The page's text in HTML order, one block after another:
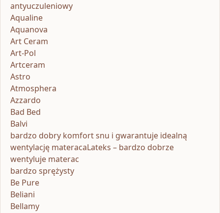
antyuczuleniowy
Aqualine
Aquanova
Art Ceram
Art-Pol
Artceram
Astro
Atmosphera
Azzardo
Bad Bed
Balvi
bardzo dobry komfort snu i gwarantuje idealną
wentylację materacaLateks – bardzo dobrze
wentyluje materac
bardzo sprężysty
Be Pure
Beliani
Bellamy